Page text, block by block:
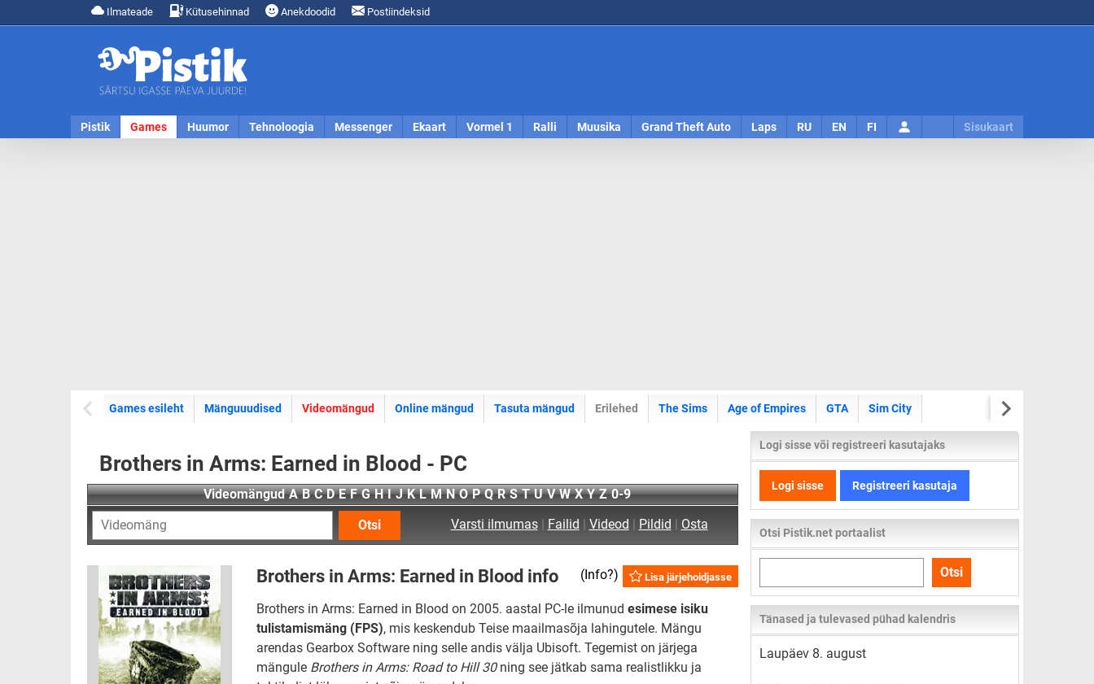
Ilmateade Kütusehinnad Anekdoodid Postiindeksid
Pistik Games Huumor Tehnoloogia Messenger Ekaart Vormel 1 Ralli Muusika Grand Theft Auto Laps RU EN FI Sisukaart
Games esileht Mänguuudised Videomängud Online mängud Tasuta mängud Erilehed The Sims Age of Empires GTA Sim City
Brothers in Arms: Earned in Blood - PC
Videomängud A B C D E F G H I J K L M N O P Q R S T U V W X Y Z 0-9
Otsi
Varsti ilmumas| Failid | Videod | Pildid | Osta
Lisa järjehoidjasse
(Info?)
Brothers in Arms: Earned in Blood info
Brothers in Arms: Earned in Blood on 2005. aastal PC-le ilmunud esimese isiku
tulistamismäng (FPS), mis keskendub Teise maailmasõja lahingutele. Mängu
arendas Gearbox Software ning selle andis välja Ubisoft. Tegemist on järjega
mängule Brothers in Arms: Road to Hill 30ning see jätkab sama realistlikku ja
Logi sisse või registreeri kasutajaks
Logi sisse Registreeri kasutaja
Otsi Pistik.net portaalist
kogu
lehelt
Otsi
Tänased ja tulevased pühad kalendris
Laupäev 8. august